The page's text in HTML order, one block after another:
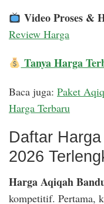
Video Proses &
Review Harga
Tanya Harga
Baca juga: Paket
Harga Terbaru
Daftar
2026
Harga Aqiqah
kompetitif. Pertama,